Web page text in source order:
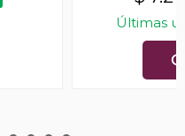
Últimas